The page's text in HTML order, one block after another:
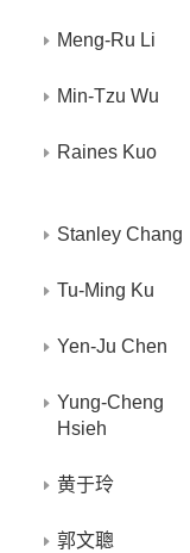
Meng-Ru Li
Min-Tzu Wu
Raines Kuo
Stanley Chang
Tu-Ming Ku
Yen-Ju Chen
Yung-Cheng
Hsieh
黄于玲
郭文聰